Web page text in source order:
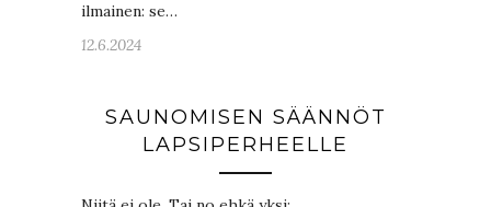
ilmainen: se…
12.6.2024
SAUNOMISEN SÄÄNNÖT
LAPSIPERHEELLE